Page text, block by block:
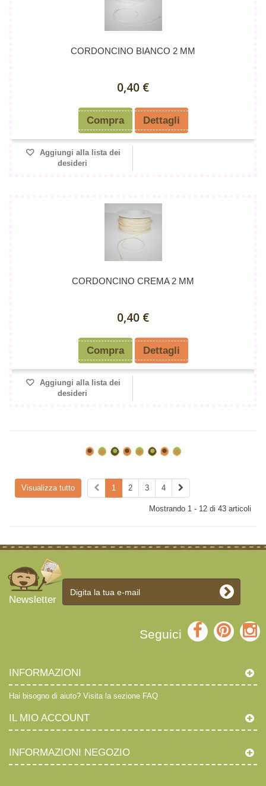
CORDONCINO BIANCO 2 MM
0,40 €
Compra Dettagli
Aggiungi alla lista dei
desideri
CORDONCINO CREMA 2 MM
0,40 €
Compra Dettagli
Aggiungi alla lista dei
desideri
Visualizza tutto 1 2 3 4
Mostrando 1 - 12 di 43 articoli
Newsletter
Seguici
INFORMAZIONI
Hai bisogno di aiuto? Visita la sezione FAQ
IL MIO ACCOUNT
INFORMAZIONI NEGOZIO